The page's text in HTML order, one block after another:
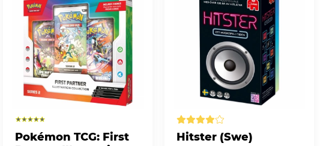
Pokémon TCG: First
Hitster (Swe)